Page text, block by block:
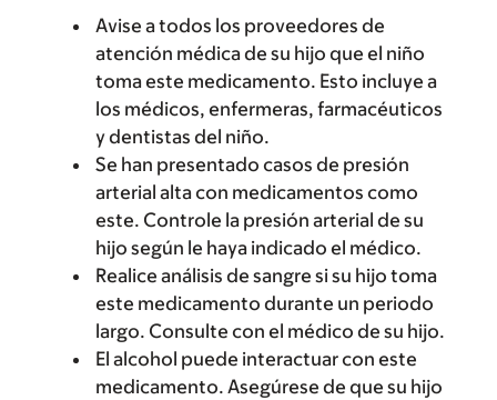
Avise a todos los proveedores de
atención médica de su hijo que el niño
toma este medicamento. Esto incluye a
los médicos, enfermeras, farmacéuticos
y dentistas del niño.
Se han presentado casos de presión
arterial alta con medicamentos como
este. Controle la presión arterial de su
hijo según le haya indicado el médico.
Realice análisis de sangre si su hijo toma
este medicamento durante un periodo
largo. Consulte con el médico de su hijo.
El alcohol puede interactuar con este
medicamento. Asegúrese de que su hijo